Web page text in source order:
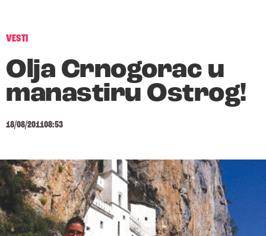
VESTI
Olja Crnogorac u
manastiru Ostrog!
18/08/201108:53